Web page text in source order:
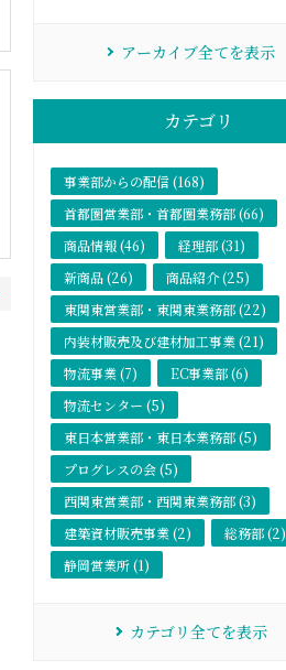
アーカイブ全てを表示
カテゴリ
事業部からの配信 (168)
首都圏営業部・首都圏業務部 (66)
商品情報 (46)
経理部 (31)
新商品 (26)
商品紹介 (25)
東関東営業部・東関東業務部 (22)
内装材販売及び建材加工事業 (21)
物流事業 (7)
EC事業部 (6)
物流センター (5)
東日本営業部・東日本業務部 (5)
プログレスの会 (5)
西関東営業部・西関東業務部 (3)
建築資材販売事業 (2)
総務部 (2)
静岡営業所 (1)
カテゴリ全てを表示